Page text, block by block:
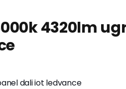
4320lm
dali iot ledvance